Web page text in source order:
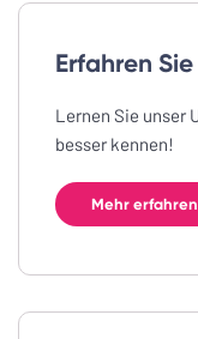
Erfahren
Lernen Sie unser
besser kennen!
Mehr erfahren